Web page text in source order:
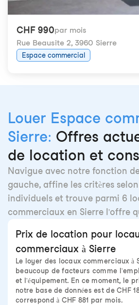
CHF 990par mois
Rue Beausite 2, 3960 Sierre
Espace commercial
Louer Espace
Sierre: Offres
de location et
Navigue avec notre fonction
gauche, affine les critères
individuels et trouve parmi 6
commerciaux en Sierre l'offre
Prix de location pour
commerciaux à Sierre
Le loyer des locaux commerciaux à
beaucoup de facteurs comme
et l'équipement. En ce moment, le
notre base de données est de CHF
correspond à CHF 881 par mois.